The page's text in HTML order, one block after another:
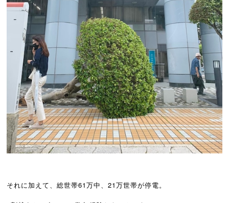
それに加えて、総世帯61万中、21万世帯が停電。